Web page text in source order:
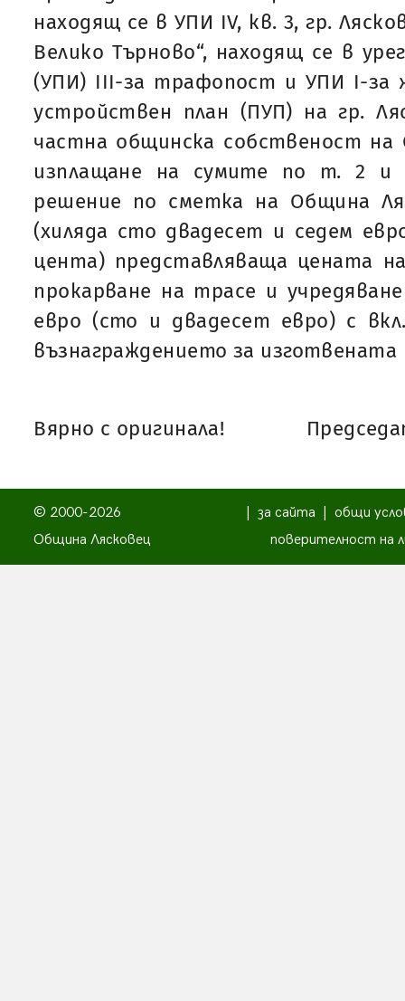
находящ се в УПИ IV, кв. 3, гр.
Велико Търново“, находящ се в
(УПИ) III-за трафопост и УПИ I-за
устройствен план (ПУП) на гр.
частна общинска собственост на
изплащане на сумите по т. 2
решение по сметка на Община
(хиляда сто двадесет и седем
цента) представляваща цената
прокарване на трасе и
евро (сто и двадесет евро) с
възнаграждението за изготвената
Вярно с оригинала!
© 2000-2026
Община Лясковец
за сайта
общи
поверителност на